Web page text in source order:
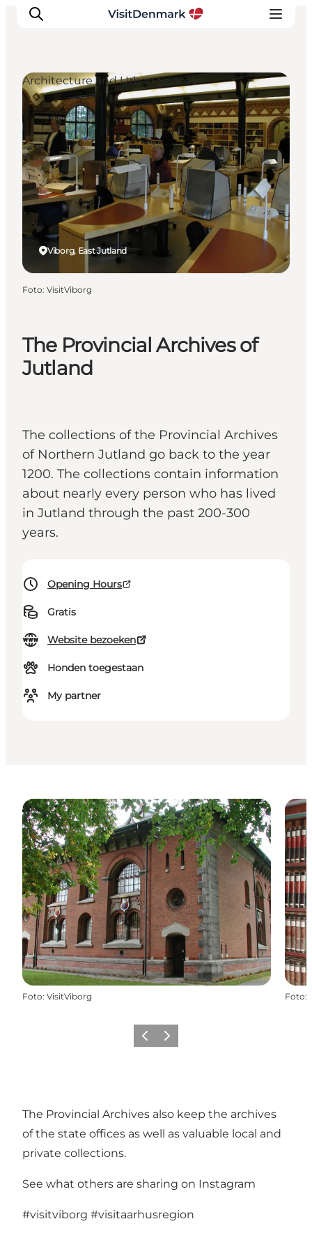
Inspiratie
Bestemmingen
Wat te doen
Accommodaties
Plan je reis
The Provincial Archives of
Jutland
The collections of the Provincial Archives
of Northern Jutland go back to the year
1200. The collections contain information
about nearly every person who has lived
in Jutland through the past 200-300
years.
Opening Hours
Gratis
Website bezoeken
Honden toegestaan
My partner
Viborg, East Jutland
Architecture and Urban Spaces
Foto: VisitViborg
Foto: VisitViborg Foto:
Vorige Volgende
The Provincial Archives also keep the archives
of the state offices as well as valuable local and
private collections.
See what others are sharing on Instagram
#visitviborg #visitaarhusregion